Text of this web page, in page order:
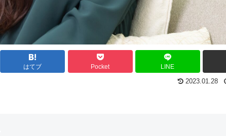
はてブ Pocket LINE
2023.01.28